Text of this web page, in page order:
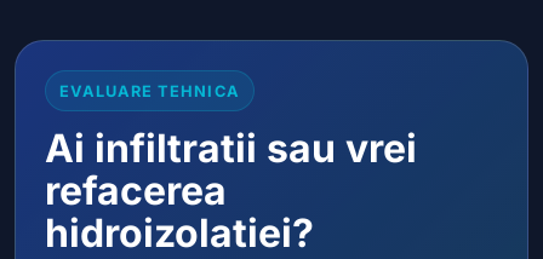
EVALUARE TEHNICA
Ai infiltratii sau vrei
refacerea
hidroizolatiei?